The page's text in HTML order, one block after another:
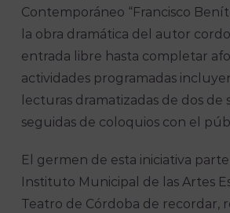
Contemporáneo “Francisco
la obra dramática del autor
entrada libre hasta completar
actividades programadas
lecturas dramatizadas de dos de
seguidas de coloquios con el
El germen de esta iniciativa
Instituto Municipal de las Artes
Teatro de Córdoba de recordar,